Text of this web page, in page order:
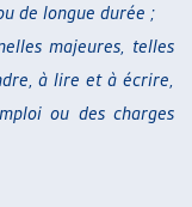
de longue durée ;
majeures, telles
à lire et à écrire,
ou des charges